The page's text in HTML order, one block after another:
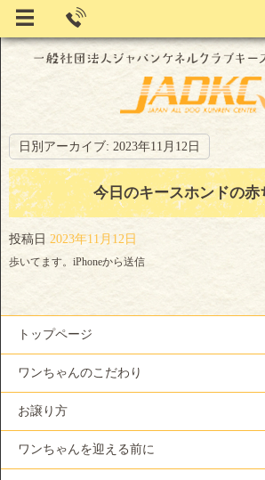
日別アーカイブ: 2023年11月12日
今日のキースホンドの赤
投稿日 2023年11月12日
歩いてます。iPhoneから送信
トップページ
ワンちゃんのこだわり
お譲り方
ワンちゃんを迎える前に